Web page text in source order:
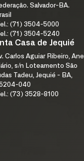
Salvador-BA.
(71) 3504-5000
(71) 3504-5240
Casa de Jequié
Carlos Aguiar Ribeiro, Anel
s/n Loteamento São
Tadeu, Jequié - BA,
040
(73) 3528-8100